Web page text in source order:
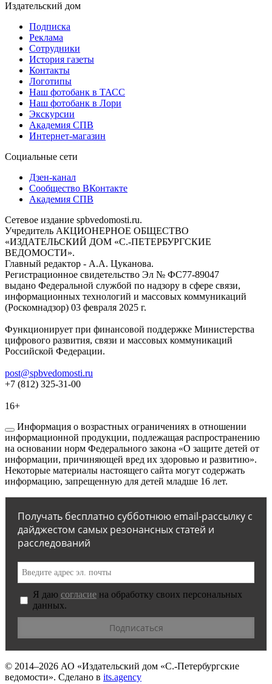
Издательский дом
Подписка
Реклама
Сотрудники
История газеты
Контакты
Логотипы
Наш фотобанк в ТАСС
Наш фотобанк в Лори
Экскурсии
Академия СПВ
Интернет-магазин
Социальные сети
Дзен-канал
Сообщество ВКонтакте
Академия СПВ
Сетевое издание spbvedomosti.ru.
Учредитель АКЦИОНЕРНОЕ ОБЩЕСТВО
«ИЗДАТЕЛЬСКИЙ ДОМ «С.-ПЕТЕРБУРГСКИЕ
ВЕДОМОСТИ».
Главный редактор - А.А. Цуканова.
Регистрационное свидетельство Эл № ФС77-89047
выдано Федеральной службой по надзору в сфере связи,
информационных технологий и массовых коммуникаций
(Роскомнадзор) 03 февраля 2025 г.
Функционирует при финансовой поддержке Министерства
цифрового развития, связи и массовых коммуникаций
Российской Федерации.
post@spbvedomosti.ru
+7 (812) 325-31-00
16+
Информация о возрастных ограничениях в отношении
информационной продукции, подлежащая распространению
на основании норм Федерального закона «О защите детей от
информации, причиняющей вред их здоровью и развитию».
Некоторые материалы настоящего сайта могут содержать
информацию, запрещенную для детей младше 16 лет.
Получать бесплатно субботнюю email-рассылку с
дайджестом самых резонансных статей и
расследований
Я даю согласие на обработку своих персональных
данных.
© 2014–2026 АО «Издательский дом «С.-Петербургские
ведомости». Сделано в its.agency